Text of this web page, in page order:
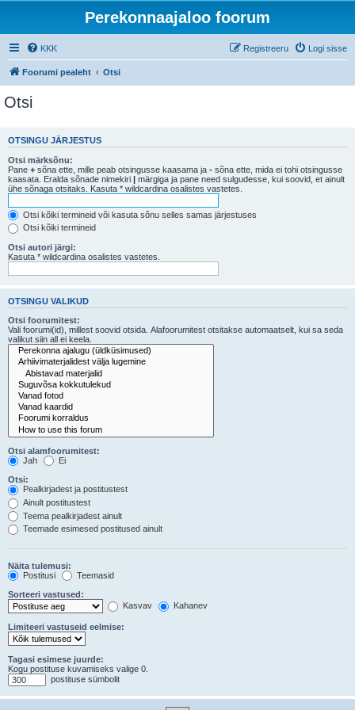
Perekonnaajaloo foorum
KKK Logi sisse
Registreeru
Foorumi pealeht Otsi
Otsi
OTSINGU JÄRJESTUS
Otsi märksõnu:
Pane + sõna ette, mille peab otsingusse kaasama ja - sõna ette, mida ei tohi otsingusse
kaasata. Eralda sõnade nimekiri | märgiga ja pane need sulgudesse, kui soovid, et ainult
ühe sõnaga otsitaks. Kasuta * wildcardina osalistes vastetes.
Otsi kõiki termineid või kasuta sõnu selles samas järjestuses
Otsi kõiki termineid
Otsi autori järgi:
Kasuta * wildcardina osalistes vastetes.
OTSINGU VALIKUD
Otsi foorumitest:
Vali foorumi(id), millest soovid otsida. Alafoorumitest otsitakse automaatselt, kui sa seda
valikut siin all ei keela.
Otsi alamfoorumitest:
Jah
Ei
Otsi:
Pealkirjadest ja postitustest
Ainult postitustest
Teema pealkirjadest ainult
Teemade esimesed postitused ainult
Näita tulemusi:
Postitusi
Teemasid
Sorteeri vastused:
Kasvav
Kahanev
Limiteeri vastuseid eelmise:
Tagasi esimese juurde:
Kogu postituse kuvamiseks valige 0.
postituse sümbolit